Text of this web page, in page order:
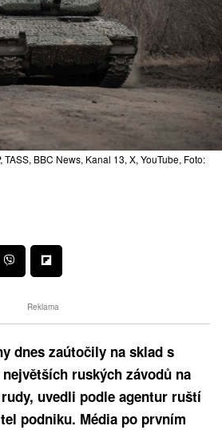
TASS, BBC News, Kanal 13, X, YouTube, Foto:
Reklama
dnes zaútočily na sklad s
ruských závodů na
uvedli podle agentur ruští
podniku. Média po prvním